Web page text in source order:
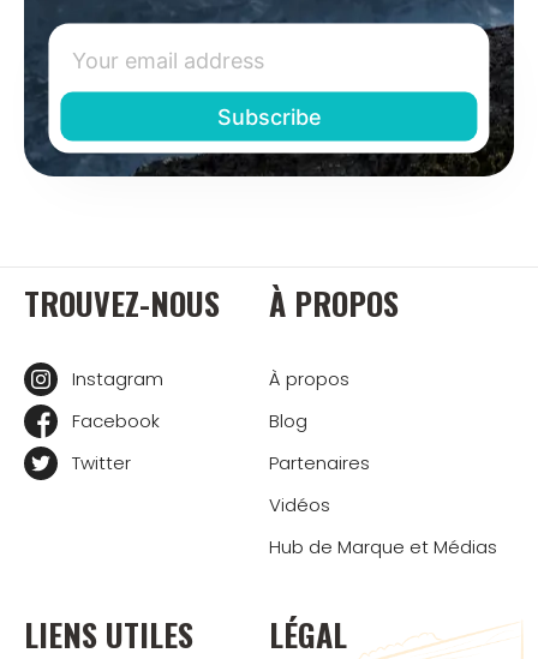
TROUVEZ-NOUS
Instagram
Facebook
Twitter
À PROPOS
À propos
Blog
Partenaires
Vidéos
Hub de Marque et Médias
LIENS UTILES LÉGAL